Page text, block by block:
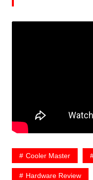
Cooler Master
Hardware Review